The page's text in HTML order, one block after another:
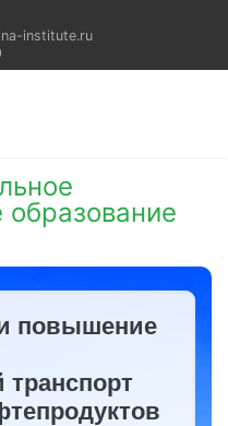
institute.ru
повышение